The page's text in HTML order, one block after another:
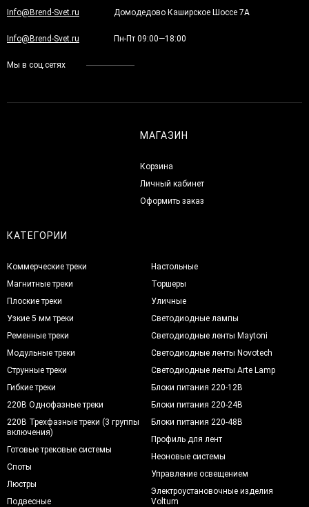
Info@Brend-Svet.ru Домодедово Каширское Шоссе 7А
Info@Brend-Svet.ru Пн-Пт 09:00—18:00
Мы в соц.сетях
МАГАЗИН
Корзина
Личный кабинет
Оформить заказ
КАТЕГОРИИ
Коммерческие треки
Магнитные треки
Плоские треки
Узкие 5 мм треки
Ременные треки
Модульные треки
Струнные треки
Гибкие треки
220В Однофазные треки
220В Трехфазные треки (3 группы
включения)
Готовые трековые системы
Споты
Люстры
Подвесные
Настольные
Торшеры
Уличные
Светодиодные лампы
Светодиодные ленты Maytoni
Светодиодные ленты Novotech
Светодиодные ленты Arte Lamp
Блоки питания 220-12В
Блоки питания 220-24В
Блоки питания 220-48В
Профиль для лент
Неоновые системы
Управление освещением
Электроустановочные изделия
Voltum